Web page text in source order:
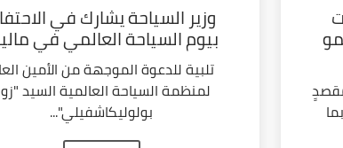
وزير السياحة يشارك في
بيوم السياحة العالمي في
تلبية للدعوة الموجهة من الأمين
لمنظمة السياحة العالمية السيد
بولوليكاشفيلي"...